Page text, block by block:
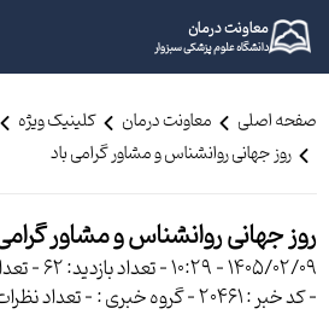
معاونت درمان
دانشگاه علوم پزشکی سبزوار
صفحه اصلی معاونت درمان کلینیک ویژه
روز جهانی روانشناس و مشاور گرامی باد
روز جهانی روانشناس و مشاور گرامی
1405/02/09 - 10:29 - تعداد بازدید: 62
-
- کد خبر : 20461
- گروه خبری : - تعداد نظرات